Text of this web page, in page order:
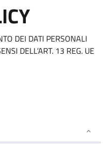
DEI DATI PERSONALI
DELL’ART. 13 REG. UE